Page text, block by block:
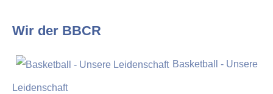
Wir der BBCR
Basketball - Unsere
Leidenschaft